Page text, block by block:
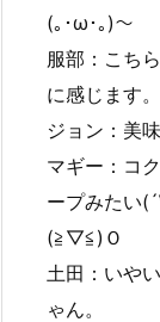
(｡･ω･｡)～
服部：こち
に感じます
ジョン：美
マギー：コ
ープみたい
(≧▽≦)Ｏ
土田：いや
ゃん。